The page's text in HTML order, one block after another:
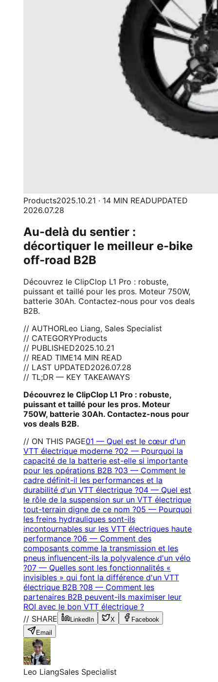
Products2025.10.21 · 14 MIN READUPDATED
2026.07.28
Au-delà du sentier :
décortiquer le meilleur e-bike
off-road B2B
Découvrez le ClipClop L1 Pro : robuste,
puissant et taillé pour les pros. Moteur 750W,
batterie 30Ah. Contactez-nous pour vos deals
B2B.
// AUTHORLeo Liang, Sales Specialist
// CATEGORYProducts
// PUBLISHED2025.10.21
// READ TIME14 MIN READ
// LAST UPDATED2026.07.28
// TL;DR — KEY TAKEAWAYS
Découvrez le ClipClop L1 Pro : robuste,
puissant et taillé pour les pros. Moteur
750W, batterie 30Ah. Contactez-nous pour
vos deals B2B.
// ON THIS PAGE01 — Quel est le cœur d'un
VTT électrique moderne ?02 — Pourquoi la
capacité de la batterie est-elle si importante
pour les opérations B2B ?03 — Comment le
cadre définit-il les performances et la
durabilité d'un VTT électrique ?04 — Quel est
le rôle de la suspension sur un VTT électrique
tout-terrain digne de ce nom ?05 — Pourquoi
les freins hydrauliques sont-ils
incontournables sur les VTT électriques haute
performance ?06 — Comment des
composants comme la transmission et les
pneus influencent-ils la polyvalence d'un vélo
?07 — Quelles sont les fonctionnalités «
invisibles » qui font la différence d'un VTT
électrique B2B ?08 — Comment les
partenaires B2B peuvent-ils maximiser leur
ROI avec le bon VTT électrique ?
// SHARE
LinkedIn X
Facebook
Email
Leo LiangSales Specialist